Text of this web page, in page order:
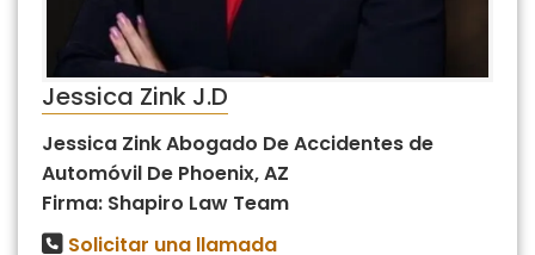
Jessica Zink J.D
Jessica Zink Abogado De Accidentes de
Automóvil De Phoenix, AZ
Firma: Shapiro Law Team
Solicitar una llamada